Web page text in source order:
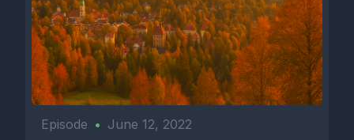
Episode • June 12, 2022